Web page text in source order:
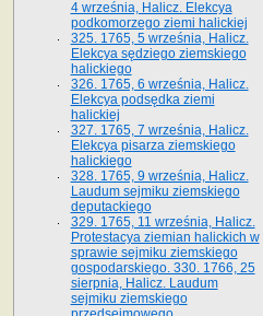
4 września, Halicz. Elekcya
podkomorzego ziemi halickiej
325. 1765, 5 września, Halicz.
Elekcya sędziego ziemskiego
halickiego
326. 1765, 6 września, Halicz.
Elekcya podsędka ziemi
halickiej
327. 1765, 7 września, Halicz.
Elekcya pisarza ziemskiego
halickiego
328. 1765, 9 września, Halicz.
Laudum sejmiku ziemskiego
deputackiego
329. 1765, 11 września, Halicz.
Protestacya ziemian halickich w
sprawie sejmiku ziemskiego
gospodarskiego. 330. 1766, 25
sierpnia, Halicz. Laudum
sejmiku ziemskiego